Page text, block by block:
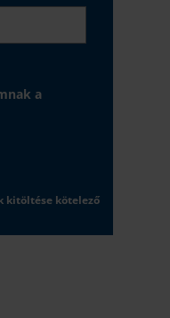
a
kitöltése kötelező